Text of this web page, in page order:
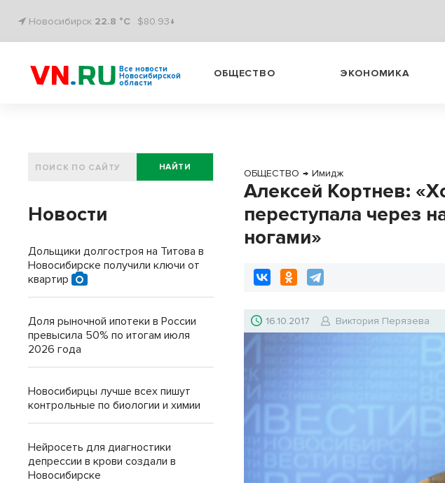
Новосибирск 22.8 °C $80.93↓
Все новости
Новосибирской
области
ОБЩЕСТВО ЭКОНОМИКА
ОБЩЕСТВО → Имидж
Алексей Кортнев:
переступала через
ногами»
16.10.2017 Виктория Перязева
НАЙТИ
Новости
Дольщики долгостроя на Титова в
Новосибирске получили ключи от
квартир
Доля рыночной ипотеки в России
превысила 50% по итогам июля
2026 года
Новосибирцы лучше всех пишут
контрольные по биологии и химии
Нейросеть для диагностики
депрессии в крови создали в
Новосибирске